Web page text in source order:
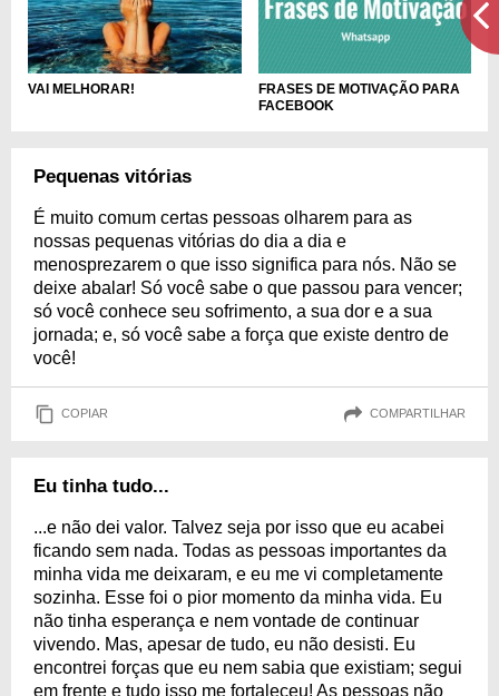
VAI MELHORAR!
FRASES DE MOTIVAÇÃO PARA
FACEBOOK
Pequenas vitórias
É muito comum certas pessoas olharem para as
nossas pequenas vitórias do dia a dia e
menosprezarem o que isso significa para nós. Não se
deixe abalar! Só você sabe o que passou para vencer;
só você conhece seu sofrimento, a sua dor e a sua
jornada; e, só você sabe a força que existe dentro de
você!
COPIAR COMPARTILHAR
Eu tinha tudo...
...e não dei valor. Talvez seja por isso que eu acabei
ficando sem nada. Todas as pessoas importantes da
minha vida me deixaram, e eu me vi completamente
sozinha. Esse foi o pior momento da minha vida. Eu
não tinha esperança e nem vontade de continuar
vivendo. Mas, apesar de tudo, eu não desisti. Eu
encontrei forças que eu nem sabia que existiam; segui
em frente e tudo isso me fortaleceu! As pessoas não